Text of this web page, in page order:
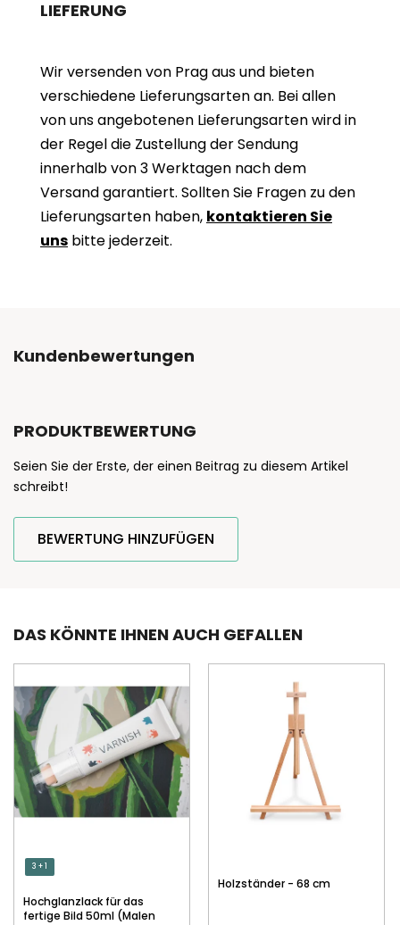
LIEFERUNG
Wir versenden von Prag aus und bieten
verschiedene Lieferungsarten an. Bei allen
von uns angebotenen Lieferungsarten wird in
der Regel die Zustellung der Sendung
innerhalb von 3 Werktagen nach dem
Versand garantiert. Sollten Sie Fragen zu den
Lieferungsarten haben, kontaktieren Sie
uns bitte jederzeit.
Kundenbewertungen
PRODUKTBEWERTUNG
Seien Sie der Erste, der einen Beitrag zu diesem Artikel
schreibt!
BEWERTUNG HINZUFÜGEN
DAS KÖNNTE IHNEN AUCH GEFALLEN
3 + 1
Hochglanzlack für das
fertige Bild 50ml (Malen
Holzständer - 68 cm